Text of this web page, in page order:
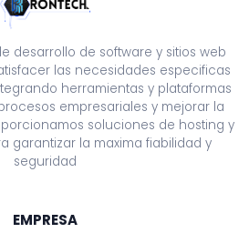
desarrollo de software y sitios web
las necesidades especificas
herramientas y plataformas
empresariales y mejorar la
soluciones de hosting y
garantizar la maxima fiabilidad y
seguridad
EMPRESA